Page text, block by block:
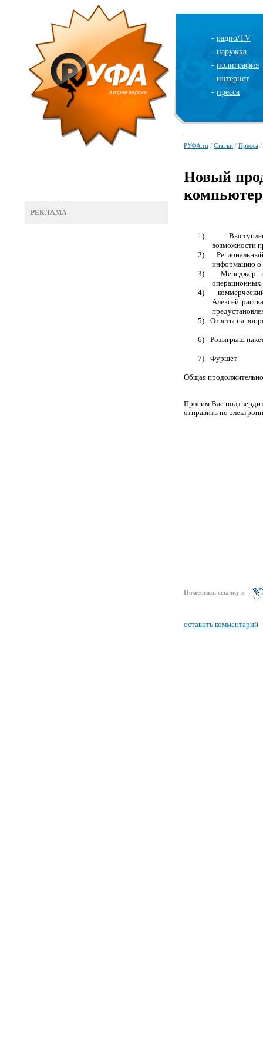
- радио/TV
- наружка
- полиграфия
- интернет
- пресса
РЕКЛАМА
РУФА.ru / Статьи / Пресса /
Новый
1)
возможности
2)
информацию о
3)
Менеджер
операционных
4)
Алексей
5)
Ответы на
6) Розыгрыш
7) Фуршет
Общая
Просим Вас
отправить по
Поместить ссылку в
оставить комментарий